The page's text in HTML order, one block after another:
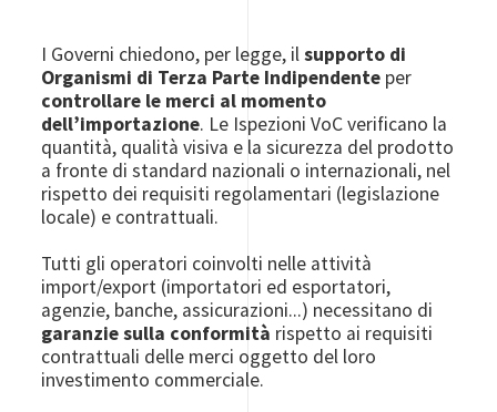
I Governi chiedono, per legge, ilsupporto di
Organismi di Terza Parte Indipendente per
controllare le merci al momento
dell’importazione. Le Ispezioni VoC verificano la
quantità, qualità visiva e la sicurezza del prodotto
a fronte di standard nazionali o internazionali, nel
rispetto dei requisiti regolamentari (legislazione
locale) e contrattuali.
Tutti gli operatori coinvolti nelle attività
import/export (importatori ed esportatori,
agenzie, banche, assicurazioni...) necessitano di
garanzie sulla conformità rispetto ai requisiti
contrattuali delle merci oggetto del loro
investimento commerciale.